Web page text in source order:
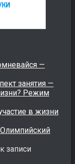
—
занятия —
Режим
в жизни
Олимпийский
к записи